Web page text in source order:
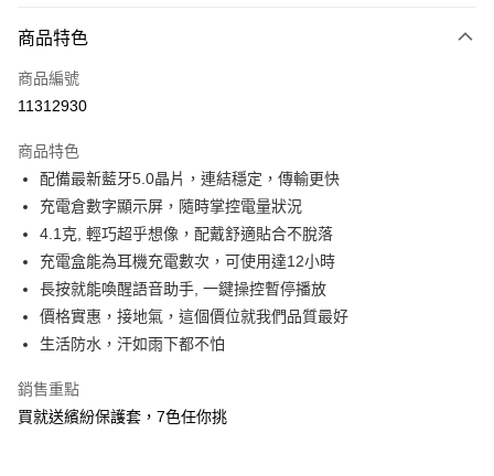
運送方式
全家取貨付款
每筆NT$60，滿NT$499(含以上)免運費
付款後全家取貨
每筆NT$60，滿NT$499(含以上)免運費
每筆NT$60，滿NT$598(含以上)免運費
付款後萊爾富取貨
每筆NT$60，滿NT$598(含以上)免運費
每筆NT$60，滿NT$598(含以上)免運費
商品特色
商品編號
11312930
商品特色
配備最新藍牙5.0晶片，連結穩定，傳輸更快
充電倉數字顯示屏，隨時掌控電量狀況
4.1克, 輕巧超乎想像，配戴舒適貼合不脫落
充電盒能為耳機充電數次，可使用達12小時
長按就能喚醒語音助手, 一鍵操控暫停播放
價格實惠，接地氣，這個價位就我們品質最好
生活防水，汗如雨下都不怕
銷售重點
買就送繽紛保護套，7色任你挑